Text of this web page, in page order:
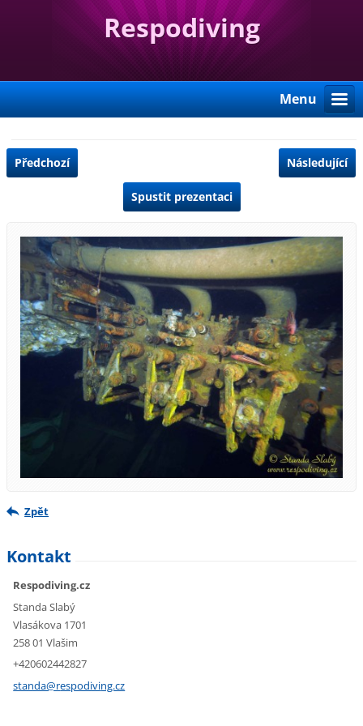
Respodiving
Menu
Předchozí Následující
Spustit prezentaci
Zpět
Kontakt
Respodiving.cz
Standa Slabý
Vlasákova 1701
258 01 Vlašim
+420602442827
standa@respodiving.cz